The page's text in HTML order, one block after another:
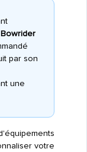
par son
une
votre